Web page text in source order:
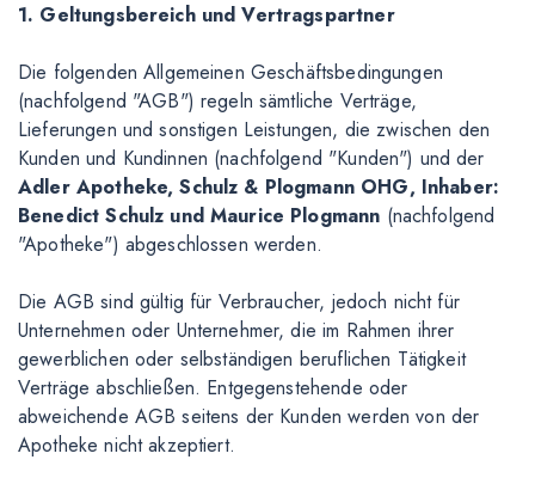
1. Geltungsbereich und Vertragspartner
Die folgenden Allgemeinen Geschäftsbedingungen
(nachfolgend "AGB") regeln sämtliche Verträge,
Lieferungen und sonstigen Leistungen, die zwischen den
Kunden und Kundinnen (nachfolgend "Kunden") und der
Adler Apotheke, Schulz & Plogmann OHG, Inhaber:
Benedict Schulz und Maurice Plogmann (nachfolgend
"Apotheke") abgeschlossen werden.
Die AGB sind gültig für Verbraucher, jedoch nicht für
Unternehmen oder Unternehmer, die im Rahmen ihrer
gewerblichen oder selbständigen beruflichen Tätigkeit
Verträge abschließen. Entgegenstehende oder
abweichende AGB seitens der Kunden werden von der
Apotheke nicht akzeptiert.